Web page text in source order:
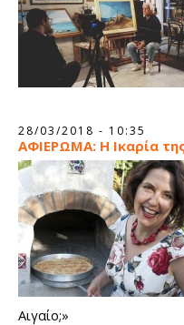
28/03/2018 - 10:35
ΑΦΙΕΡΩΜΑ: Η Ικαρία
Αιγαίο;»